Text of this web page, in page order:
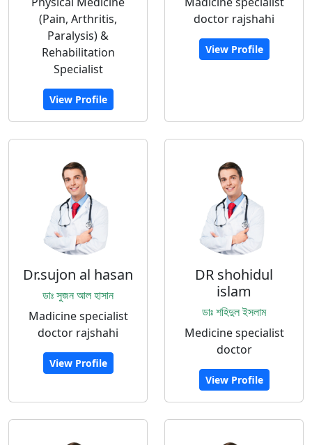
(Pain, Arthritis,
Paralysis) &
Rehabilitation
Specialist
View Profile
doctor rajshahi
View Profile
Dr.sujon al hasan
ডাঃ সুজন আল হাসান
Madicine specialist
doctor rajshahi
View Profile
DR shohidul
islam
ডাঃ শহিদুল ইসলাম
Medicine specialist
doctor
View Profile